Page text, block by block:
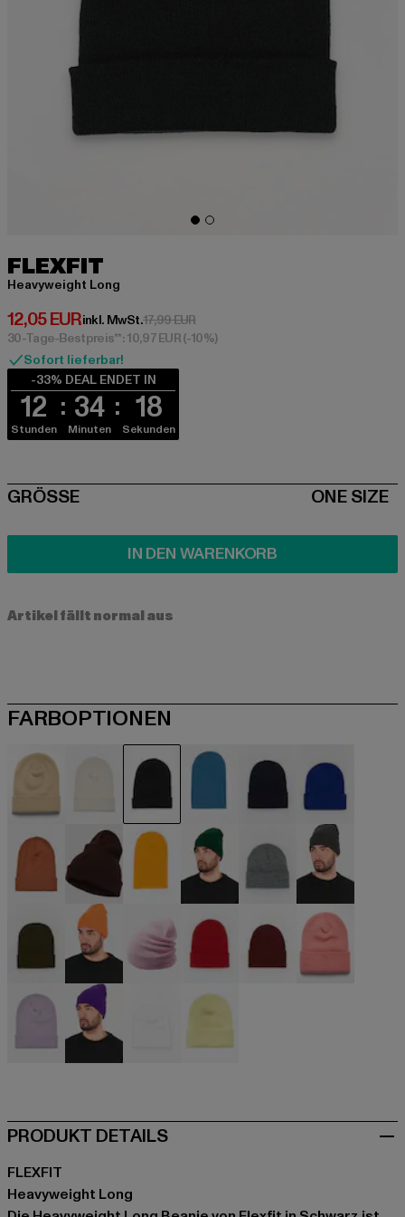
FLEXFIT
Heavyweight Long
12,05 EUR
Derzeitiger Preis: 12,05 EUR
inkl. MwSt.17,99 EURAktionspreis: 17,99 EUR
30-Tage-Bestpreis**: 10,97 EUR(-10%)
Sofort lieferbar!
-33% DEAL ENDET IN
12
Stunden
34
Minuten
17
Sekunden
SIZE
GRÖSSE ONE SIZE
IN DEN WARENKORB
Artikel fällt normal aus
FARBOPTIONEN
beige beige schwarzblau blau
braun goldfarbengrün grau
olive orange rot
PRODUKT DETAILS
FLEXFIT
Heavyweight Long